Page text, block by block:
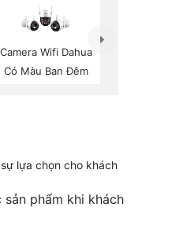
Camera Wifi Dahua
Có Màu Ban Đêm
lựa chọn cho khách
phẩm khi khách